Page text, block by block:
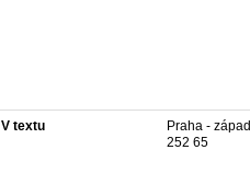
V textu
Praha - západ
252 65